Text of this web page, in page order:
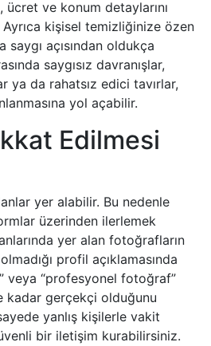
ve konum detaylarını
kişisel temizliğinize özen
açısından oldukça
saygısız davranışlar,
ya da rahatsız edici tavırlar,
yol açabilir.
Edilmesi
yer alabilir. Bu nedenle
üzerinden ilerlemek
yer alan fotoğrafların
profil açıklamasında
veya “profesyonel fotoğraf”
kadar gerçekçi olduğunu
yanlış kişilerle vakit
bir iletişim kurabilirsiniz.